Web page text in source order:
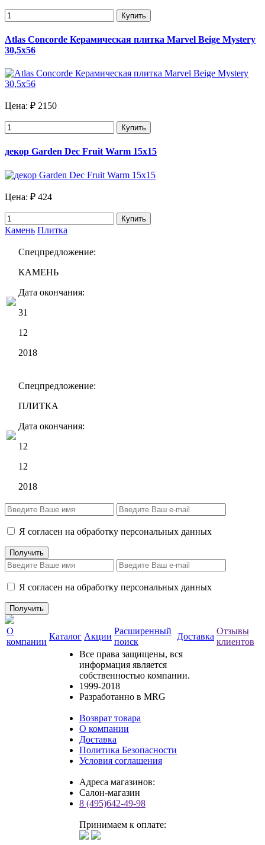
Купить
Atlas Concorde Керамическая плитка Marvel Beige Mystery
30,5х56
Цена: ₽ 2150
Купить
декор Garden Dec Fruit Warm 15х15
Цена: ₽ 424
Купить
Камень Плитка
Спецпредложение:
КАМЕНЬ
Дата окончания:
31
12
2018
Спецпредложение:
ПЛИТКА
Дата окончания:
12
12
2018
Я согласен на обработку персональных данных
Я согласен на обработку персональных данных
О
компании
Каталог Акции
Расширенный
поиск
Доставка
Отзывы
клиентов
Все права защищены, вся
информация является
собственностью компании.
1999-2018
Разработанно в MRG
Возврат товара
О компании
Доставка
Политика Безопасности
Условия соглашения
Адреса магазинов:
Салон-магазин
8 (495)642-49-98
Принимаем к оплате: